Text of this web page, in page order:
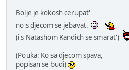
Bolje je kokosh cerupat'
no s djecom se jebavat.
(i s Natashom Kandich se smarat')
(Pouka: Ko sa djecom spava,
popisan se budi)